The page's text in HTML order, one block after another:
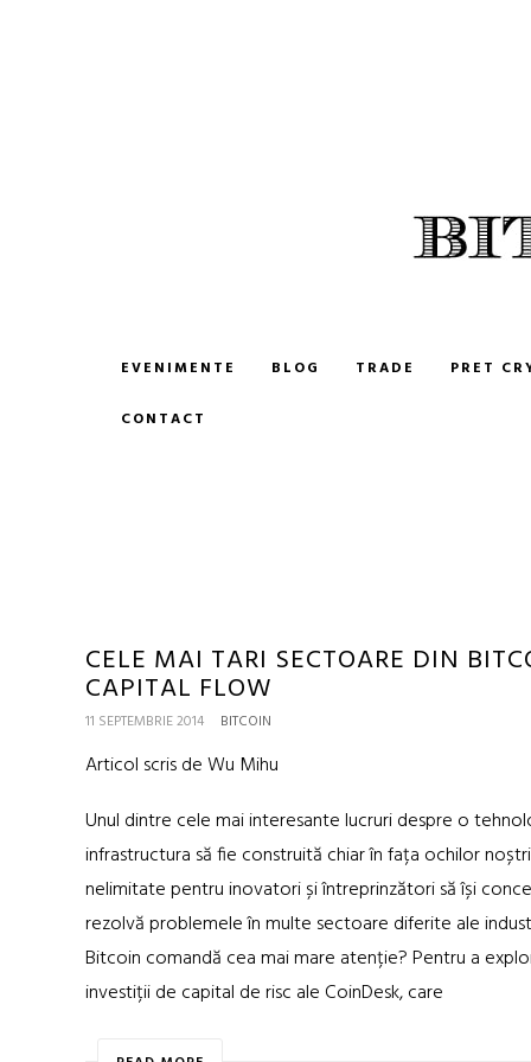
CUMPARA SI VINDE
EVENIMENTE BLOG TRADE PRET
CONTACT
CELE MAI TARI SECTOARE DIN
CAPITAL FLOW
11 SEPTEMBRIE 2014 BITCOIN
Articol scris de Wu Mihu
Unul dintre cele mai interesante lucruri despre o
infrastructura să fie construită chiar în fața ochilor
nelimitate pentru inovatori și întreprinzători să își
rezolvă problemele în multe sectoare diferite ale
Bitcoin comandă cea mai mare atenție? Pentru a
investiții de capital de risc ale CoinDesk, care